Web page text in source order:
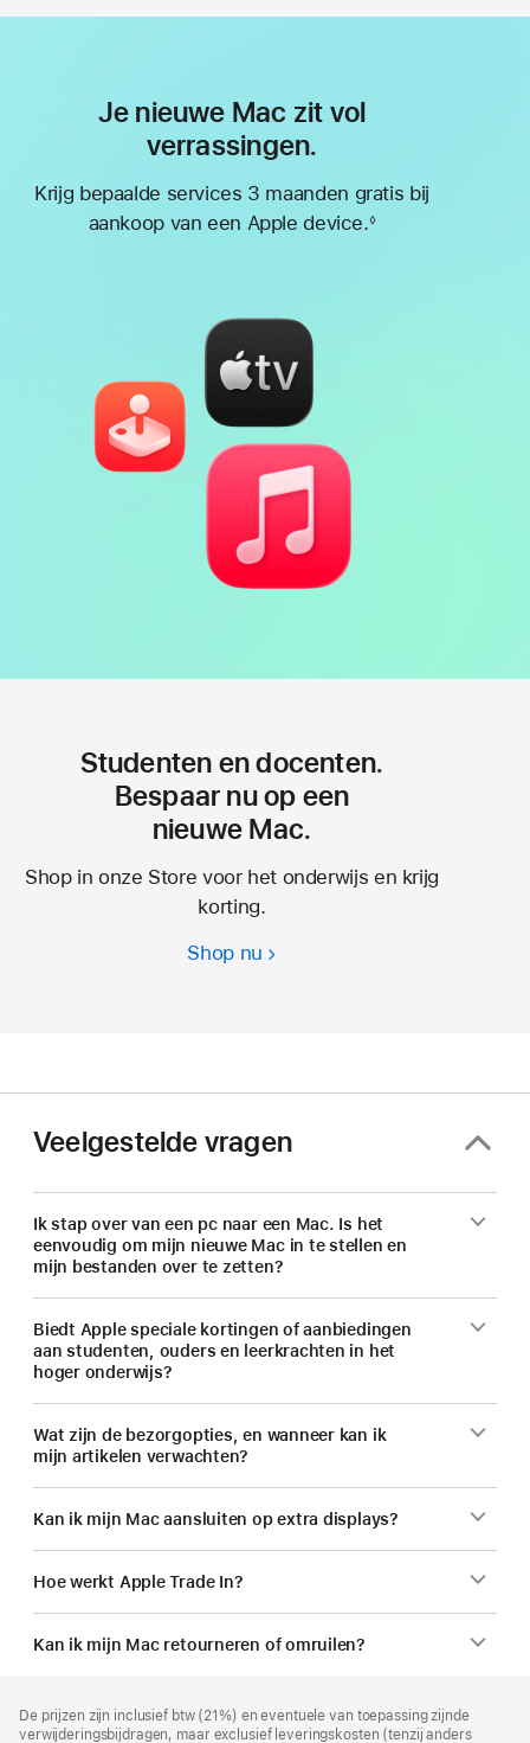
Je nieuwe Mac zit vol
verrassingen.
Krijg bepaalde services 3 maanden gratis bij
aankoop van een Apple device.◊
Studenten en docenten.
Bespaar nu op een
nieuwe Mac.
Shop in onze Store voor het onderwijs en krijg
korting.
Shop nu Studenten
op
nieuwe Mac.
Veelgestelde vragen
Ik stap over van een pc naar een Mac. Is het
eenvoudig om mijn nieuwe Mac in te stellen en
mijn bestanden over te zetten?
Biedt Apple speciale kortingen of aanbiedingen
aan studenten, ouders en leerkrachten in het
hoger onderwijs?
Wat zijn de bezorgopties, en wanneer kan ik
mijn artikelen verwachten?
Kan ik mijn Mac aansluiten op extra displays?
Hoe werkt Apple Trade In?
Kan ik mijn Mac retourneren of omruilen?
De prijzen zijn inclusief btw (21%) en eventuele van toepassing zijnde
verwijderingsbijdragen, maar exclusief leveringskosten (tenzij anders